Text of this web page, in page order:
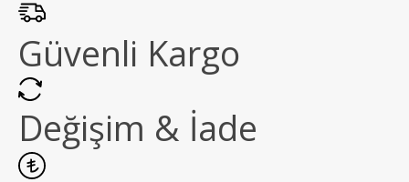
Güvenli Kargo
Değişim & İade